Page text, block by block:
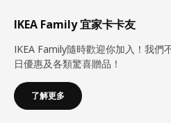
IKEA Family 宜家卡卡友
IKEA Family隨時歡迎你加入！我們
日優惠及各類驚喜贈品！
了解更多